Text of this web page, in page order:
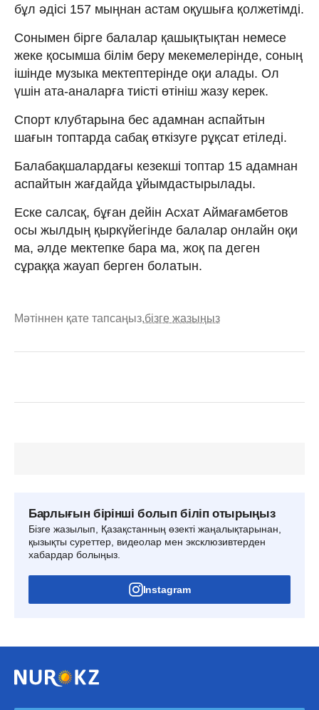
бұл әдісі 157 мыңнан астам оқушыға қолжетімді.
Сонымен бірге балалар қашықтықтан немесе
жеке қосымша білім беру мекемелерінде, соның
ішінде музыка мектептерінде оқи алады. Ол
үшін ата-аналарға тиісті өтініш жазу керек.
Спорт клубтарына бес адамнан аспайтын
шағын топтарда сабақ өткізуге рұқсат етіледі.
Балабақшалардағы кезекші топтар 15 адамнан
аспайтын жағдайда ұйымдастырылады.
Еске салсақ, бұған дейін Асхат Аймағамбетов
осы жылдың қыркүйегінде балалар онлайн оқи
ма, әлде мектепке бара ма, жоқ па деген
сұраққа жауап берген болатын.
Мәтіннен қате тапсаңыз,бізге жазыңыз
Барлығын бірінші болып біліп отырыңыз
Бізге жазылып, Қазақстанның өзекті жаңалықтарынан,
қызықты суреттер, видеолар мен эксклюзивтерден
хабардар болыңыз.
Instagram